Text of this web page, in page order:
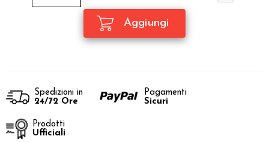
Spedizioni in
24/72 Ore
Pagamenti
Sicuri
Prodotti
Ufficiali